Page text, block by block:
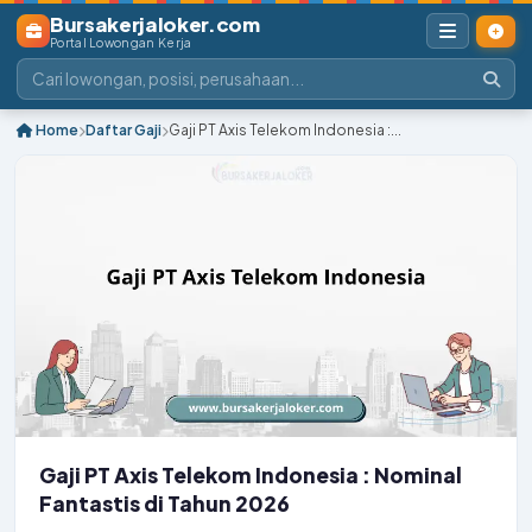
Bursakerjaloker.com
Portal Lowongan Kerja
Home Daftar Gaji Gaji PT Axis Telekom Indonesia :...
Gaji PT Axis Telekom Indonesia : Nominal
Fantastis di Tahun 2026